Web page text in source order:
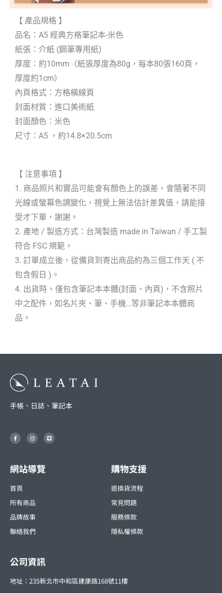
【 產品規格 】
品名：A5 經典方格筆記本-米色
紙張：介紙 (鋼筆專用紙)
厚度：約10mm（紙張厚度為80g，每本80張160頁，
厚度約1cm）
內頁格式：方格橫線頁
封面材質：進口美術紙
封面顏色：米色
尺寸：A5 ，約14.8×20.5cm
【 注意事項 】
1. 商品照片和實品可能會有顏色上的誤差，會隨著不同
光線或螢幕色調變化，視覺上無法估計差異值，請能接
受才下單，謝謝。
2. 產地 / 製造方式：台灣製造 made in Taiwan / 手工製
符合 FSC 規範。
3. 訂單成立後，從備貨到寄出商品約為三個工作天 ( 不
包含假日 )。
4. 出貨時，僅包含筆記本本體(封面、內頁)，不含照片
中之配件，如名片夾、筆、手機…等非筆記本本體商
品。
手帳、日誌、筆記本
F
a
c
k
-
I
n
s
r
a
m
L
i
n
網站導覽
首頁
所有商品
品牌故事
聯絡我們
購物支援
退換貨流程
常見問題
服務條款
隱私權條款
公司資訊
地址：235新北市中和區建康路168號11樓